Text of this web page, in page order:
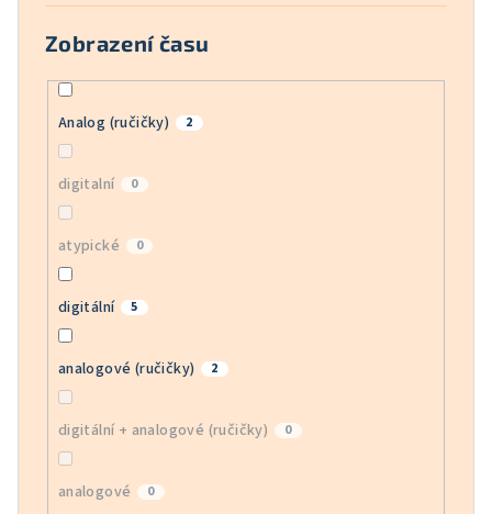
Zobrazení času
Analog (ručičky) 2
digitalní 0
atypické 0
digitální 5
analogové (ručičky) 2
digitální + analogové (ručičky) 0
analogové 0